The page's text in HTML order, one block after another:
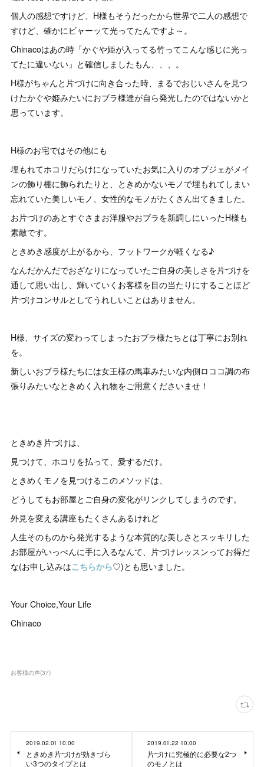
個人の感想ですけど、H様もそうだったから世界で二人の感想で
すけど、確かにビャーッて光ってたんですよ～。
Chinacoはあの時「かぐや姫が入ってる竹ってこんな感じに光っ
てたに違いない」と確信しましたもん、、、。
H様がちゃんと片づけに向き合った時、まるでおじいさんを見つ
けたかぐや姫みたいにおブラ様達が自ら発光したのではないかと
思っています。
H様のお宅ではその他にも
埋もれてホコリだらけになっていたお気に入りのオブジェがメイ
ンの飾り棚に飾られたりと、ときめかないモノで埋もれてしまい
忘れていた美しいモノ、女性的なモノがたくさん出てきました。
お片づけのあとすぐさまお洋服やおブラを新調しにいったH様も
素敵です。
ときめき感度が上がるから、フットワークが軽くなる♪
なんだかんだでおざなりになっていたご自身の美しさを片づけを
通して思い出し、輝いていくお客様を目の当たりにすることほど
片づけコンサルとしてうれしいことはありません。
H様、サイズの変わってしまったおブラ様たちとは丁寧にお別れ
を。
新しいおブラ様たちには女王様の馬車みたいな内側ロココ調の布
張りみたいなときめく入れ物をご用意くださいませ！
ときめき片づけは、
見つけて、ホコリを払って、愛するだけ。
ときめくモノを見つけるこのメソッドは、
どうしてもお部屋とご自身の変化がリンクしてしまうのです。
外見を変える講座もたくさんあるけれど
人生そのものから発光するような本質的な美しさとスッキリした
お部屋がいっぺんに手に入るなんて、片づけレッスンってお得だ
な(お申し込みはこちらから♡)とも思いました。
Your Choice,Your Life
Chinaco
お客様の声(37)
2019.02.01 10:00
ときめき片づけが効きづら
い3つのタイプとは
2019.01.22 10:00
片づけに究極的に必要な2つ
のモノとは